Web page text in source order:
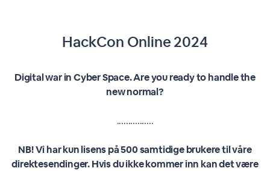
HackCon Online 2024
Digital war in Cyber Space. Are you ready to handle the
new normal?
................
NB! Vi har kun lisens på 500 samtidige brukere til våre
direktesendinger. Hvis du ikke kommer inn kan det være